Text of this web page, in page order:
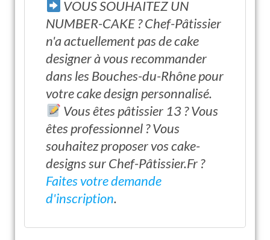
VOUS SOUHAITEZ UN
NUMBER-CAKE ? Chef-Pâtissier
n'a actuellement pas de cake
designer à vous recommander
dans les Bouches-du-Rhône pour
votre cake design personnalisé.
Vous êtes pâtissier 13 ? Vous
êtes professionnel ? Vous
souhaitez proposer vos cake-
designs sur Chef-Pâtissier.Fr ?
Faites votre demande
d'inscription.